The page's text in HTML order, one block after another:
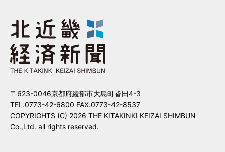
〒623-0046京都府綾部市大島町沓田4-3
TEL.0773-42-6800 FAX.0773-42-8537
COPYRIGHTS (C) 2026 THE KITAKINKI KEIZAI SHIMBUN
Co.,Ltd. all rights reserved.